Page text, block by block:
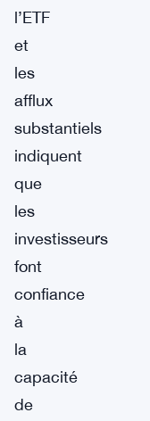
l’ETF
et
les
afflux
substantiels
indiquent
que
les
investisseurs
font
confiance
à
la
capacité
de